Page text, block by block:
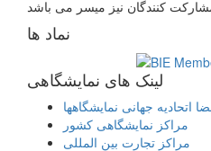
نماد ها
لینک های نمایشگاهی
اتحادیه جهانی نمایشگاهها
مراکز نمایشگاهی کشور
مراکز تجارت بین المللی